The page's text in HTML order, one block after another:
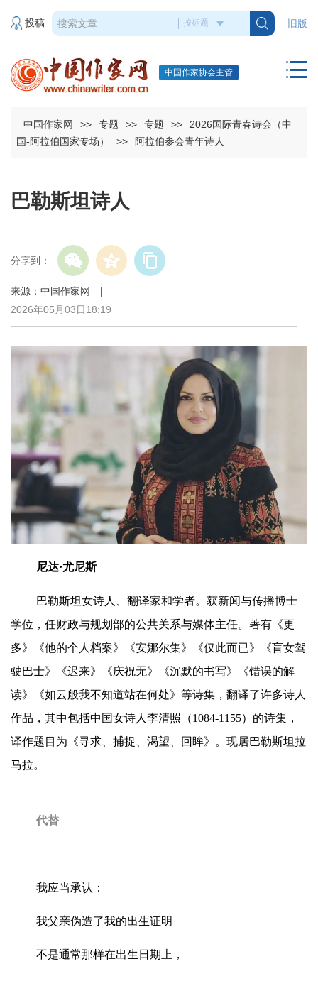
旧版
投稿
中国作家协会主管
中国作家网 >> 专题 >> 专题 >>
2026国际青春诗会（中
国-阿拉伯国家专场）
>> 阿拉伯参会青年诗人
巴勒斯坦诗人
分享到：
来源：中国作家网 |
2026年05月03日18:19
尼达·尤尼斯
巴勒斯坦女诗人、翻译家和学者。获新闻与传播博士
学位，任财政与规划部的公共关系与媒体主任。著有《更
多》《他的个人档案》《安娜尔集》《仅此而已》《盲女驾
驶巴士》《迟来》《庆祝无》《沉默的书写》《错误的解
读》《如云般我不知道站在何处》等诗集，翻译了许多诗人
作品，其中包括中国女诗人李清照（1084-1155）的诗集，
译作题目为《寻求、捕捉、渴望、回眸》。现居巴勒斯坦拉
马拉。
代替
我应当承认：
我父亲伪造了我的出生证明
不是通常那样在出生日期上，